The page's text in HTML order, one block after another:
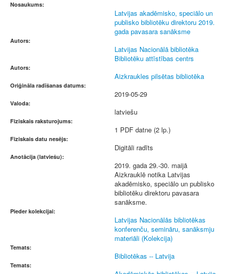
Nosaukums:
Latvijas akadēmisko, speciālo un
publisko bibliotēku direktoru 2019.
gada pavasara sanāksme
Autors:
Latvijas Nacionālā bibliotēka
Bibliotēku attīstības centrs
Autors:
Aizkraukles pilsētas bibliotēka
Oriģināla radīšanas datums:
2019-05-29
Valoda:
latviešu
Fiziskais raksturojums:
1 PDF datne (2 lp.)
Fiziskais datu nesējs:
Digitāli radīts
Anotācija (latviešu):
2019. gada 29.-30. maijā
Aizkrauklē notika Latvijas
akadēmisko, speciālo un publisko
bibliotēku direktoru pavasara
sanāksme.
Pieder kolekcijai:
Latvijas Nacionālās bibliotēkas
konferenču, semināru, sanāksmju
materiāli (Kolekcija)
Temats:
Bibliotēkas -- Latvija
Temats: